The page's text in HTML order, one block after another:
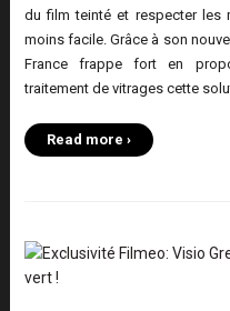
du film teinté et respecter les
moins facile. Grâce à son
France frappe fort en
traitement de vitrages cette
Read more ›